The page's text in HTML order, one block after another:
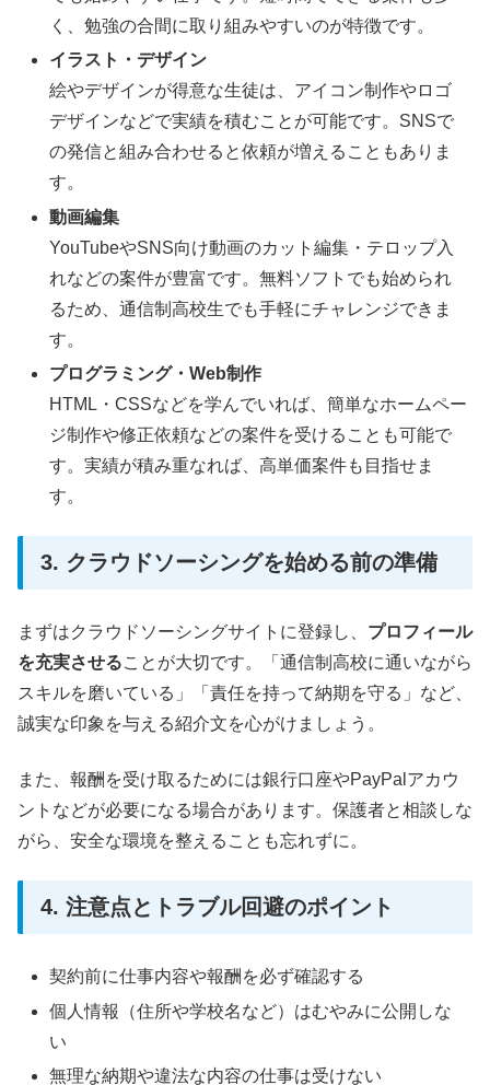
く、勉強の合間に取り組みやすいのが特徴です。
イラスト・デザイン
絵やデザインが得意な生徒は、アイコン制作やロゴ
デザインなどで実績を積むことが可能です。SNSで
の発信と組み合わせると依頼が増えることもありま
す。
動画編集
YouTubeやSNS向け動画のカット編集・テロップ入
れなどの案件が豊富です。無料ソフトでも始められ
るため、通信制高校生でも手軽にチャレンジできま
す。
プログラミング・Web制作
HTML・CSSなどを学んでいれば、簡単なホームペー
ジ制作や修正依頼などの案件を受けることも可能で
す。実績が積み重なれば、高単価案件も目指せま
す。
3. クラウドソーシングを始める前の準備
まずはクラウドソーシングサイトに登録し、 プロフィール
を充実させることが大切です。「通信制高校に通いながら
スキルを磨いている」「責任を持って納期を守る」など、
誠実な印象を与える紹介文を心がけましょう。
また、報酬を受け取るためには銀行口座やPayPalアカウ
ントなどが必要になる場合があります。保護者と相談しな
がら、安全な環境を整えることも忘れずに。
4. 注意点とトラブル回避のポイント
契約前に仕事内容や報酬を必ず確認する
個人情報（住所や学校名など）はむやみに公開しな
い
無理な納期や違法な内容の仕事は受けない